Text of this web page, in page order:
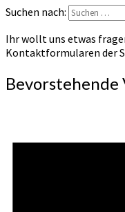
Suchen nach:
Ihr wollt uns etwas
Kontaktformularen der